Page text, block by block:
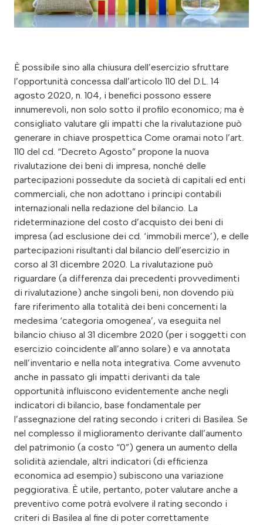
È possibile sino alla chiusura dell’esercizio sfruttare
l’opportunità concessa dall’articolo 110 del D.L. 14
agosto 2020, n. 104, i benefici possono essere
innumerevoli, non solo sotto il profilo economico; ma è
consigliato valutare gli impatti che la rivalutazione può
generare in chiave prospettica Come oramai noto l’art.
110 del cd. “Decreto Agosto” propone la nuova
rivalutazione dei beni di impresa, nonché delle
partecipazioni possedute da società di capitali ed enti
commerciali, che non adottano i principi contabili
internazionali nella redazione del bilancio. La
rideterminazione del costo d’acquisto dei beni di
impresa (ad esclusione dei cd. ‘immobili merce’), e delle
partecipazioni risultanti dal bilancio dell’esercizio in
corso al 31 dicembre 2020. La rivalutazione può
riguardare (a differenza dai precedenti provvedimenti
di rivalutazione) anche singoli beni, non dovendo più
fare riferimento alla totalità dei beni concernenti la
medesima ‘categoria omogenea’, va eseguita nel
bilancio chiuso al 31 dicembre 2020 (per i soggetti con
esercizio coincidente all’anno solare) e va annotata
nell’inventario e nella nota integrativa. Come avvenuto
anche in passato gli impatti derivanti da tale
opportunità influiscono evidentemente anche negli
indicatori di bilancio, base fondamentale per
l’assegnazione del rating secondo i criteri di Basilea. Se
nel complesso il miglioramento derivante dall’aumento
del patrimonio (a costo “0”) genera un aumento della
solidità aziendale, altri indicatori (di efficienza
economica ad esempio) subiscono una variazione
peggiorativa. È utile, pertanto, poter valutare anche a
preventivo come potrà evolvere il rating secondo i
criteri di Basilea al fine di poter correttamente